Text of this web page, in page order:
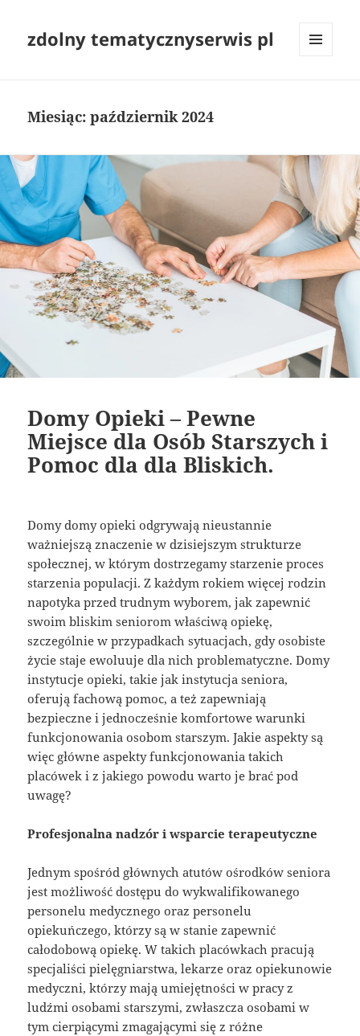
zdolny tematycznyserwis pl
Miesiąc:październik 2024
Domy Opieki – Pewne
Miejsce dla Osób Starszych i
Pomoc dla dla Bliskich.
Domy domy opieki odgrywają nieustannie
ważniejszą znaczenie w dzisiejszym strukturze
społecznej, w którym dostrzegamy starzenie proces
starzenia populacji. Z każdym rokiem więcej rodzin
napotyka przed trudnym wyborem, jak zapewnić
swoim bliskim seniorom właściwą opiekę,
szczególnie w przypadkach sytuacjach, gdy osobiste
życie staje ewoluuje dla nich problematyczne. Domy
instytucje opieki, takie jak instytucja seniora,
oferują fachową pomoc, a też zapewniają
bezpieczne i jednocześnie komfortowe warunki
funkcjonowania osobom starszym. Jakie aspekty są
więc główne aspekty funkcjonowania takich
placówek i z jakiego powodu warto je brać pod
uwagę?
Profesjonalna nadzór i wsparcie terapeutyczne
Jednym spośród głównych atutów ośrodków seniora
jest możliwość dostępu do wykwalifikowanego
personelu medycznego oraz personelu
opiekuńczego, którzy są w stanie zapewnić
całodobową opiekę. W takich placówkach pracują
specjaliści pielęgniarstwa, lekarze oraz opiekunowie
medyczni, którzy mają umiejętności w pracy z
ludźmi osobami starszymi, zwłaszcza osobami w
tym cierpiącymi zmagającymi się z różne